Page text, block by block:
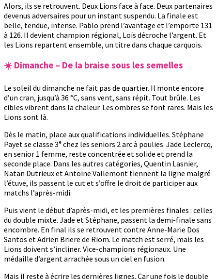
Alors, ils se retrouvent. Deux Lions face à face. Deux partenaires
devenus adversaires pour un instant suspendu. La finale est
belle, tendue, intense. Pablo prend l’avantage et l’emporte 131
à 126. Il devient champion régional, Loïs décroche l’argent. Et
les Lions repartent ensemble, un titre dans chaque carquois.
☀️ Dimanche – De la braise sous les semelles
Le soleil du dimanche ne fait pas de quartier. Il monte encore
d’un cran, jusqu’à 36 °C, sans vent, sans répit. Tout brûle. Les
cibles vibrent dans la chaleur. Les ombres se font rares. Mais les
Lions sont là.
Dès le matin, place aux qualifications individuelles. Stéphane
Payet se classe 3ᵉ chez les seniors 2 arc à poulies. Jade Leclercq,
en senior 1 femme, reste concentrée et solide et prend la
seconde place. Dans les autres catégories, Quentin Lasnier,
Natan Dutrieux et Antoine Vallemont tiennent la ligne malgré
l’étuve, ils passent le cut et s’offre le droit de participer aux
matchs l’après-midi.
Puis vient le début d’après-midi, et les premières finales : celles
du double mixte. Jade et Stéphane, passent la demi-finale sans
encombre. En final ils se retrouvent contre Anne-Marie Dos
Santos et Adrien Briere de Riom. Le match est serré, mais les
Lions doivent s’incliner. Vice-champions régionaux. Une
médaille d’argent arrachée sous un ciel en fusion.
Mais il reste à écrire les dernières lignes. Car une fois le double